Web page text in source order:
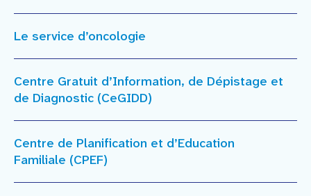
Le service d’oncologie
Centre Gratuit d’Information, de Dépistage et
de Diagnostic (CeGIDD)
Centre de Planification et d’Education
Familiale (CPEF)